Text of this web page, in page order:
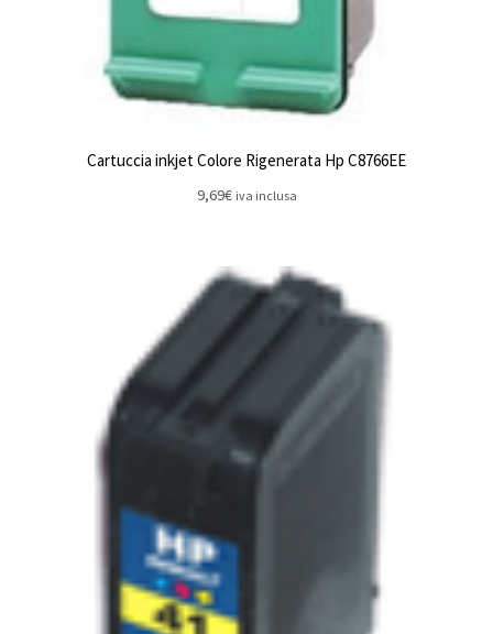
Cartuccia inkjet Colore Rigenerata Hp C8766EE
9,69€ iva inclusa